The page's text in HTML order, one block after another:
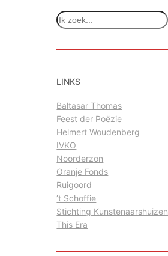
Z
o
n
LINKS
Baltasar Thomas
Feest der Poëzie
Helmert Woudenberg
IVKO
Noorderzon
Oranje Fonds
Ruigoord
’t Schoffie
Stichting Kunstenaarshuizen
This Era